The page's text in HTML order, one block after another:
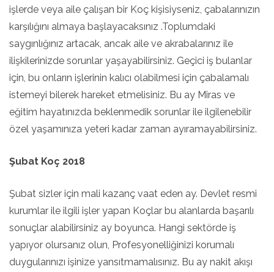
işlerde veya aile çalışan bir Koç kişisiyseniz, çabalarınızın
karşılığını almaya başlayacaksınız .Toplumdaki
saygınlığınız artacak, ancak aile ve akrabalarınız ile
ilişkilerinizde sorunlar yaşayabilirsiniz. Geçici iş bulanlar
için, bu onların işlerinin kalıcı olabilmesi için çabalamalı
istemeyi bilerek hareket etmelisiniz. Bu ay Miras ve
eğitim hayatınızda beklenmedik sorunlar ile ilgilenebilir
özel yaşamınıza yeteri kadar zaman ayıramayabilirsiniz.
Şubat Koç 2018
Şubat sizler için mali kazanç vaat eden ay. Devlet resmi
kurumlar ile ilgili işler yapan Koçlar bu alanlarda başarılı
sonuçlar alabilirsiniz ay boyunca. Hangi sektörde iş
yapıyor olursanız olun, Profesyonelliğinizi korumalı
duygularınızı işinize yansıtmamalısınız. Bu ay nakit akışı